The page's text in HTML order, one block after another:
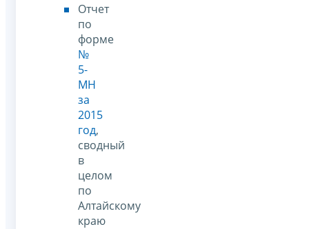
Отчет
по
форме
№
5-
МН
за
2015
год,
сводный
в
целом
по
Алтайскому
краю